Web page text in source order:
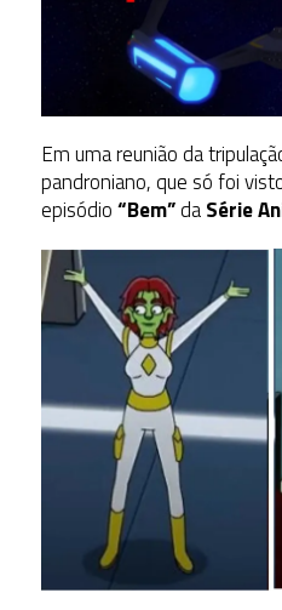
Em uma reunião da
pandroniano, que só foi
episódio“Bem”daSérie